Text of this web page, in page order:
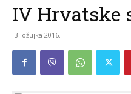
IV Hrvatske
3. ožujka 2016.